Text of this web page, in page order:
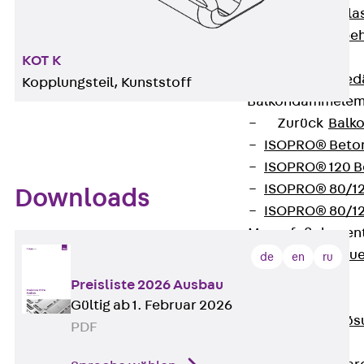
Zurück
ISOPRO®
ISOPRO® 120
ISOPRO® 80/
ISOPRO® 80/
Zurück
Digitale Lösungen
Digitale
KOT K
Kopplungsteil, Kunststoff
Downloads
de en ru
Preisliste 2026 Ausbau
Gültig ab 1. Februar 2026
PDF